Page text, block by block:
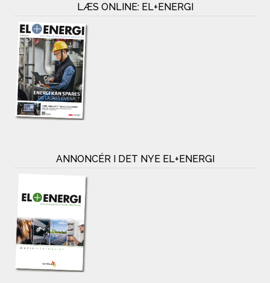
LÆS ONLINE: EL+ENERGI
ANNONCÉR I DET NYE EL+ENERGI